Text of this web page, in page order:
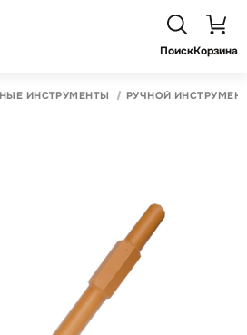
ПоискКорзина
ИНСТРУМЕНТЫ РУЧНОЙ